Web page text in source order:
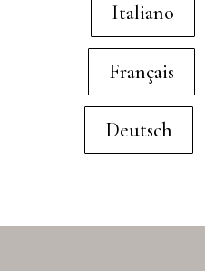
Italiano
Français
Deutsch